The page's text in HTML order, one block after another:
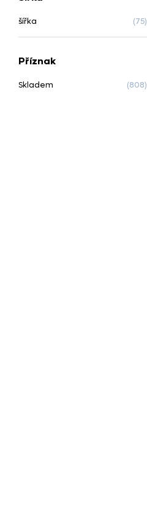
šířka (75)
Příznak
Skladem (808)